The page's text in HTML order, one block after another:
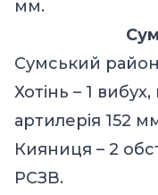
мм.
Сумський
Хотінь – 1
артилерія 152
Кияниця – 2
РСЗВ.